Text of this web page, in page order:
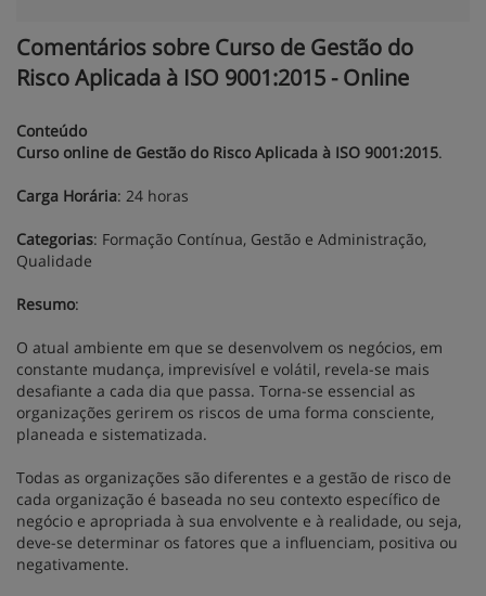
Comentários sobre Curso de Gestão do
Risco Aplicada à ISO 9001:2015 - Online
Conteúdo
Curso online de Gestão do Risco Aplicada à ISO 9001:2015.
Carga Horária: 24 horas
Categorias: Formação Contínua, Gestão e Administração,
Qualidade
Resumo:
O atual ambiente em que se desenvolvem os negócios, em
constante mudança, imprevisível e volátil, revela-se mais
desafiante a cada dia que passa. Torna-se essencial as
organizações gerirem os riscos de uma forma consciente,
planeada e sistematizada.
Todas as organizações são diferentes e a gestão de risco de
cada organização é baseada no seu contexto específico de
negócio e apropriada à sua envolvente e à realidade, ou seja,
deve-se determinar os fatores que a influenciam, positiva ou
negativamente.